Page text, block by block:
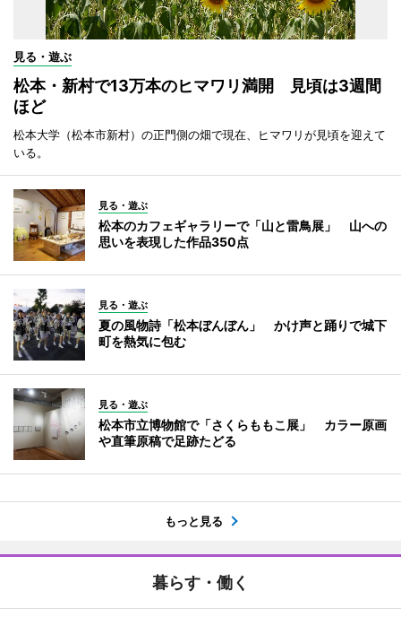
見る・遊ぶ
松本・新村で13万本のヒマワリ満開 見頃は3週間
ほど
松本大学（松本市新村）の正門側の畑で現在、ヒマワリが見頃を迎えて
いる。
見る・遊ぶ
松本のカフェギャラリーで「山と雷鳥展」 山への
思いを表現した作品350点
見る・遊ぶ
夏の風物詩「松本ぼんぼん」 かけ声と踊りで城下
町を熱気に包む
見る・遊ぶ
松本市立博物館で「さくらももこ展」 カラー原画
や直筆原稿で足跡たどる
もっと見る
暮らす・働く